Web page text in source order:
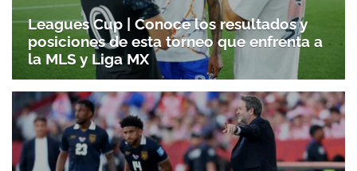
Leagues Cup | Conoce los resultados y
posiciones de esta torneo que enfrenta a
la MLS y Liga MX